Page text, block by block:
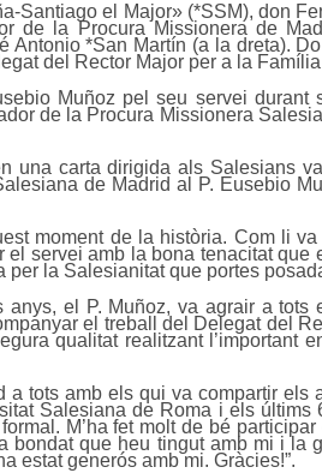
Santiago el Major» (*SSM), don
de la Procura Missionera de
Antonio *San Martín (a la dreta).
del Rector Major per a la
Muñoz pel seu servei durant
de la Procura Missionera
una carta dirigida als Salesians
de Madrid al P. Eusebio
moment de la història. Com li va
servei amb la bona tenacitat que
la Salesianitat que portes
el P. Muñoz, va agrair a tots
el treball del Delegat del
qualitat realitzant l’important
tots amb els qui va compartir els
Salesiana de Roma i els últims
M’ha fet molt de bé
bondat que heu tingut amb mi i la
estat generós amb mi. Gràcies!”.